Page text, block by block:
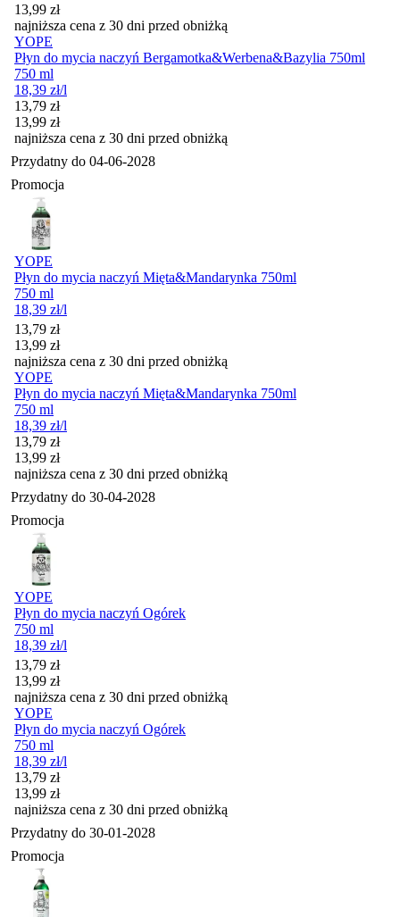
13,99 zł
najniższa cena z 30 dni przed obniżką
YOPE
Płyn do mycia naczyń Bergamotka&Werbena&Bazylia 750ml
750 ml
18,39 zł/l
Cena promocyjna
13,79 zł
13,99 zł
najniższa cena z 30 dni przed obniżką
Przydatny do 04-06-2028
Promocja
YOPE
Płyn do mycia naczyń Mięta&Mandarynka 750ml
750 ml
18,39 zł/l
Cena promocyjna
13,79 zł
13,99 zł
najniższa cena z 30 dni przed obniżką
YOPE
Płyn do mycia naczyń Mięta&Mandarynka 750ml
750 ml
18,39 zł/l
Cena promocyjna
13,79 zł
13,99 zł
najniższa cena z 30 dni przed obniżką
Przydatny do 30-04-2028
Promocja
YOPE
Płyn do mycia naczyń Ogórek
750 ml
18,39 zł/l
Cena promocyjna
13,79 zł
13,99 zł
najniższa cena z 30 dni przed obniżką
YOPE
Płyn do mycia naczyń Ogórek
750 ml
18,39 zł/l
Cena promocyjna
13,79 zł
13,99 zł
najniższa cena z 30 dni przed obniżką
Przydatny do 30-01-2028
Promocja